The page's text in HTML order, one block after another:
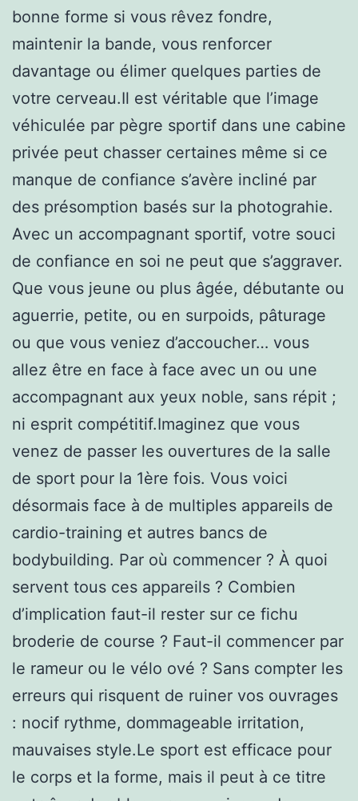
bonne forme si vous rêvez fondre,
maintenir la bande, vous renforcer
davantage ou élimer quelques parties de
votre cerveau.Il est véritable que l’image
véhiculée par pègre sportif dans une cabine
privée peut chasser certaines même si ce
manque de confiance s’avère incliné par
des présomption basés sur la photograhie.
Avec un accompagnant sportif, votre souci
de confiance en soi ne peut que s’aggraver.
Que vous jeune ou plus âgée, débutante ou
aguerrie, petite, ou en surpoids, pâturage
ou que vous veniez d’accoucher… vous
allez être en face à face avec un ou une
accompagnant aux yeux noble, sans répit ;
ni esprit compétitif.Imaginez que vous
venez de passer les ouvertures de la salle
de sport pour la 1ère fois. Vous voici
désormais face à de multiples appareils de
cardio-training et autres bancs de
bodybuilding. Par où commencer ? À quoi
servent tous ces appareils ? Combien
d’implication faut-il rester sur ce fichu
broderie de course ? Faut-il commencer par
le rameur ou le vélo ové ? Sans compter les
erreurs qui risquent de ruiner vos ouvrages
: nocif rythme, dommageable irritation,
mauvaises style.Le sport est efficace pour
le corps et la forme, mais il peut à ce titre